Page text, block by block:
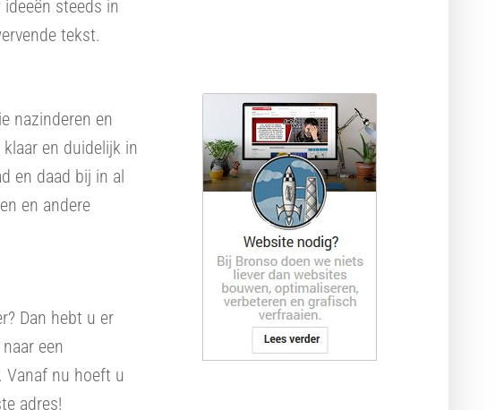
steeds in
tekst.
nazinderen en
en duidelijk in
en daad bij in al
en andere
Dan hebt u er
een
Vanaf nu hoeft u
adres!